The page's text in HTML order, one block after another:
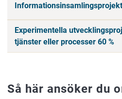
Experimentella
tjänster eller processer 60 %
Så här ansöker du